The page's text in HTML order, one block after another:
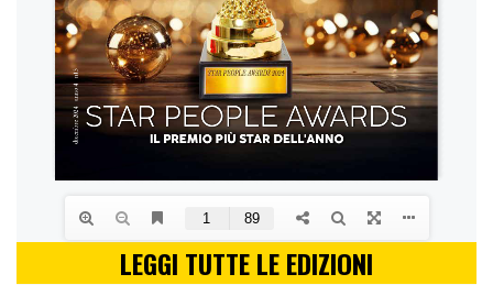
LEGGI TUTTE LE EDIZIONI